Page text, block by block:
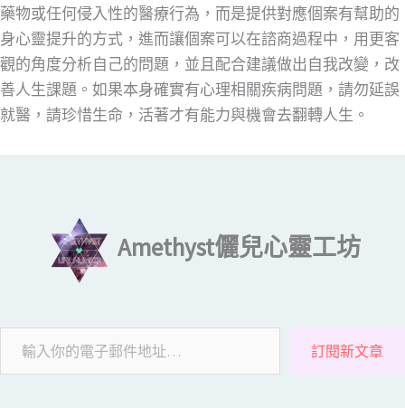
藥物或任何侵入性的醫療行為，而是提供對應個案有幫助的
身心靈提升的方式，進而讓個案可以在諮商過程中，用更客
觀的角度分析自己的問題，並且配合建議做出自我改變，改
善人生課題。如果本身確實有心理相關疾病問題，請勿延誤
就醫，請珍惜生命，活著才有能力與機會去翻轉人生。
Amethyst儷兒心靈工坊
訂閱新文章